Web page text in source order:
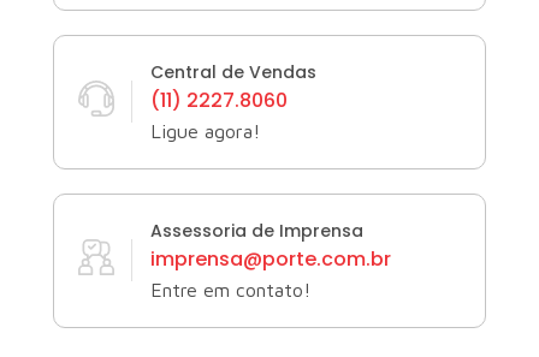
Central de Vendas
(11) 2227.8060
Ligue agora!
Assessoria de Imprensa
imprensa@porte.com.br
Entre em contato!